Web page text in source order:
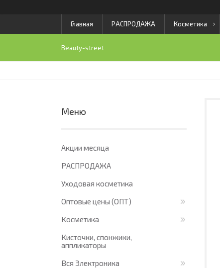
Главная РАСПРОДАЖА Косметика
Beauty-street
Акции месяца
РАСПРОДАЖА
Уходовая косметика
Оптовые цены (ОПТ)
Косметика
Кисточки, спонжики,
аппликаторы
Вся Электроника